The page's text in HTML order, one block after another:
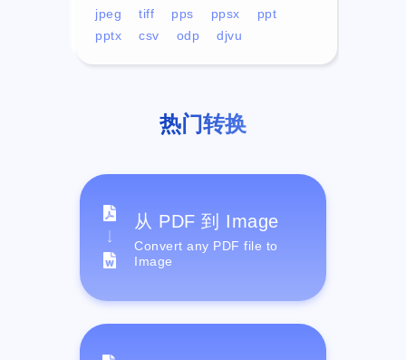
jpeg
tiff pps ppsx
ppt
pptx
csv odp djvu
热门转换
从 PDF 到 Image
Convert any PDF file to
Image